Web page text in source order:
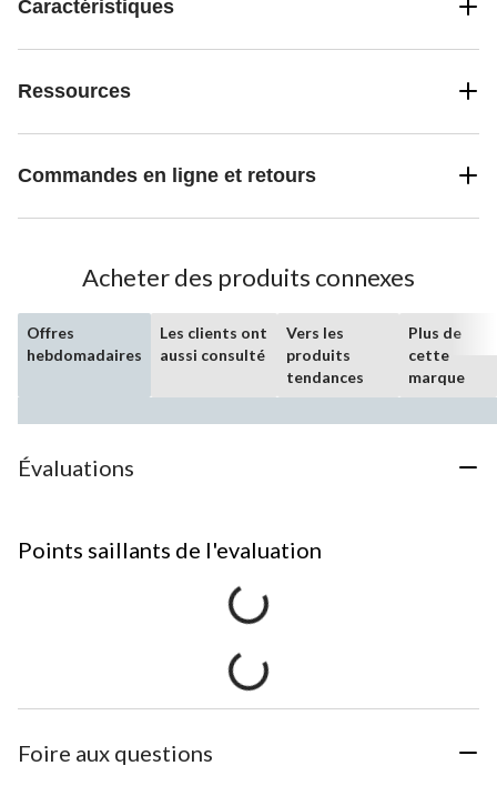
Caractéristiques
Ressources
Commandes en ligne et retours
Acheter des produits connexes
Offres
hebdomadaires
Les clients ont
aussi consulté
Vers les
produits
tendances
Plus de
cette
marque
Évaluations
Points saillants de l'evaluation
Foire aux questions